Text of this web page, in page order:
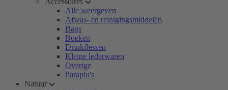
Alle weergeven
Afwas- en reinigingsmiddelen
Bags
Boeken
Drinkflessen
Kleine lederwaren
Overige
Paraplu's
Natuur